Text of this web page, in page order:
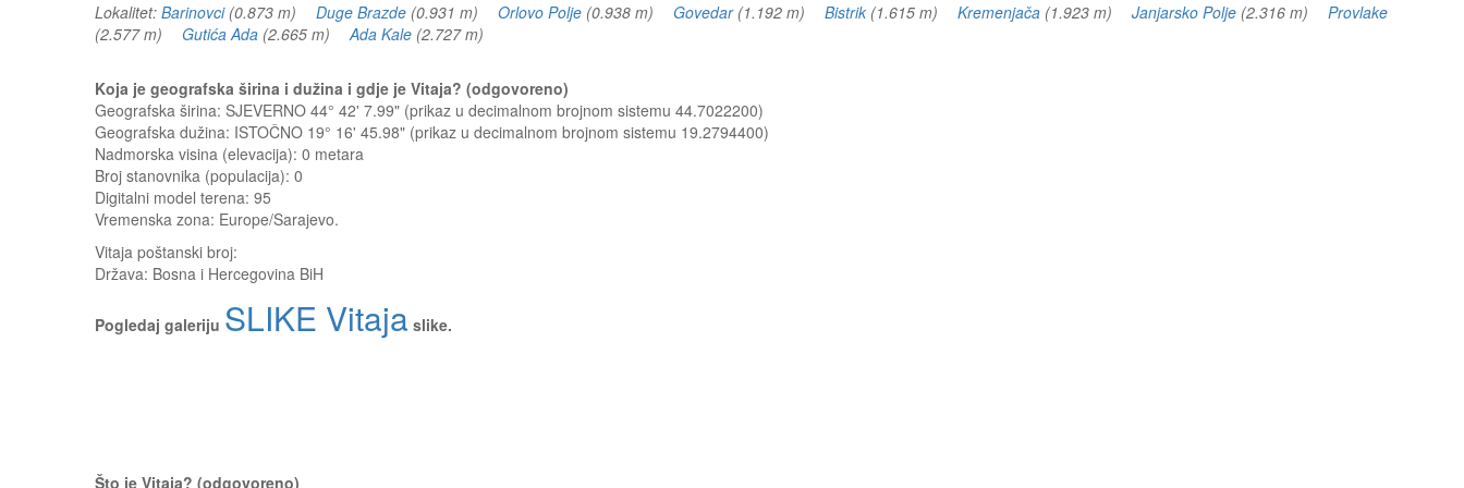
Lokalitet: Barinovci(0.873 m) Duge Brazde (0.931 m) Orlovo Polje (0.938 m) Govedar(1.192 m) Bistrik (1.615 m) Kremenjača (1.923 m) Janjarsko Polje (2.316 m) Provlake
(2.577 m) Gutića Ada (2.665 m)Ada Kale (2.727 m)
Koja je geografska širina i dužina i gdje je Vitaja? (odgovoreno)
Geografska širina: SJEVERNO 44° 42' 7.99" (prikaz u decimalnom brojnom sistemu 44.7022200)
Geografska dužina: ISTOČNO 19° 16' 45.98" (prikaz u decimalnom brojnom sistemu 19.2794400)
Nadmorska visina (elevacija): 0 metara
Broj stanovnika (populacija): 0
Digitalni model terena: 95
Vremenska zona: Europe/Sarajevo.
Vitaja poštanski broj:
Država: Bosna i Hercegovina BiH
Pogledaj galeriju SLIKE Vitaja slike.
Što je Vitaja? (odgovoreno)